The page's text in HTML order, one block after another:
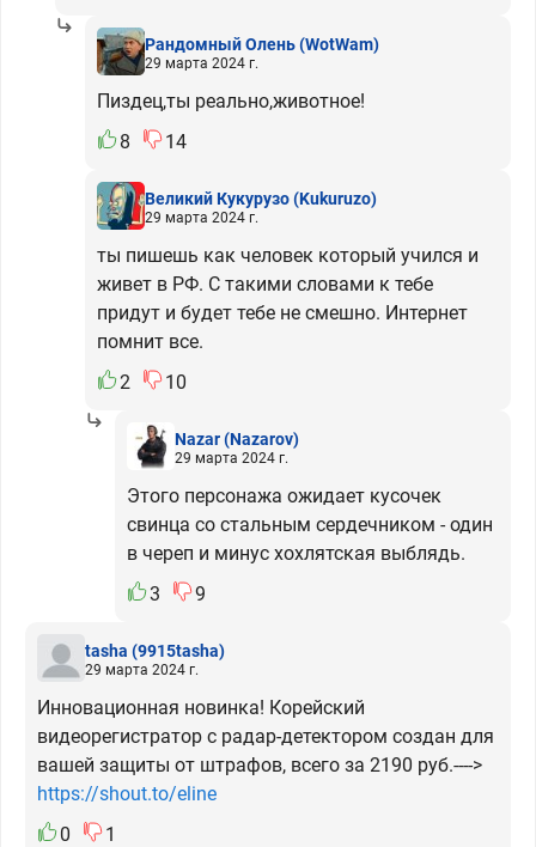
Рандомный Олень(WotWam)
29 марта 2024 г.
Пиздец,ты реально,животное!
8
14
Великий Кукурузо(Kukuruzo)
29 марта 2024 г.
ты пишешь как человек который учился и
живет в РФ. С такими словами к тебе
придут и будет тебе не смешно. Интернет
помнит все.
2
10
Nazar(Nazarov)
29 марта 2024 г.
Этого персонажа ожидает кусочек
свинца со стальным сердечником - один
в череп и минус хохлятская выблядь.
3
9
tasha (9915tasha)
29 марта 2024 г.
Инновационная новинка! Корейский
видеорегистратор с радар-детектором cоздан для
вашей защиты от штрафов, всего за 2190 руб.---->
https://shout.to/eline
0
1